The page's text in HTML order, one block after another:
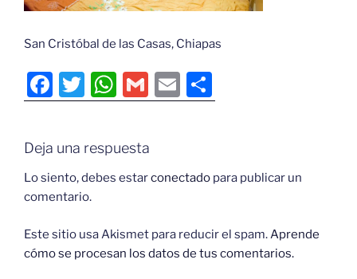
San Cristóbal de las Casas, Chiapas
F
a
e
b
o
o
k
T
w
er
W
h
at
s
A
p
G
m
l
E
m o
ar
Deja una respuesta
Lo siento, debes estarconectado para publicar un
comentario.
Este sitio usa Akismet para reducir el spam.Aprende
cómo se procesan los datos de tus comentarios.